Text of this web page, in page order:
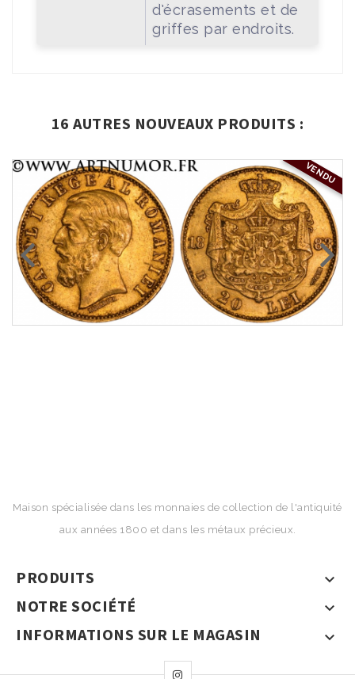
d'écrasements et de
griffes par endroits.
16 AUTRES NOUVEAUX PRODUITS :
VENDU
Maison spécialisée dans les monnaies de collection de l'antiquité
aux années 1800 et dans les métaux précieux.
PRODUITS 
NOTRE SOCIÉTÉ 
INFORMATIONS SUR LE MAGASIN 